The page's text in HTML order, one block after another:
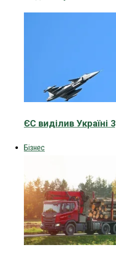
ЄС виділив
Бізнес